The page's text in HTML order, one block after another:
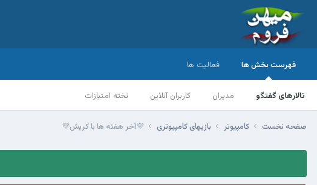
فهرست بخش ها
تالارهای گفتگو مدیران کاربران آنلاین تخته امتیازات
فعالیت ها
صفحه نخست کامپیوتر بازیهای کامپیوتری 💜آخر هفته ها با کریش💜